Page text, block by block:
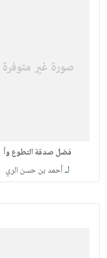
فضل صدقة التطوع وأ
لـأحمد بن حسن الري